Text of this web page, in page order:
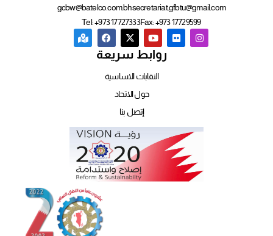
gcbw@batelco.com.bhsecretariat.gfbtu@gmail.com
Tel: +973 17727333Fax: +973 17729599
روابط سريعة
النقابات الاساسية
حول الاتحاد
إتصل بنا